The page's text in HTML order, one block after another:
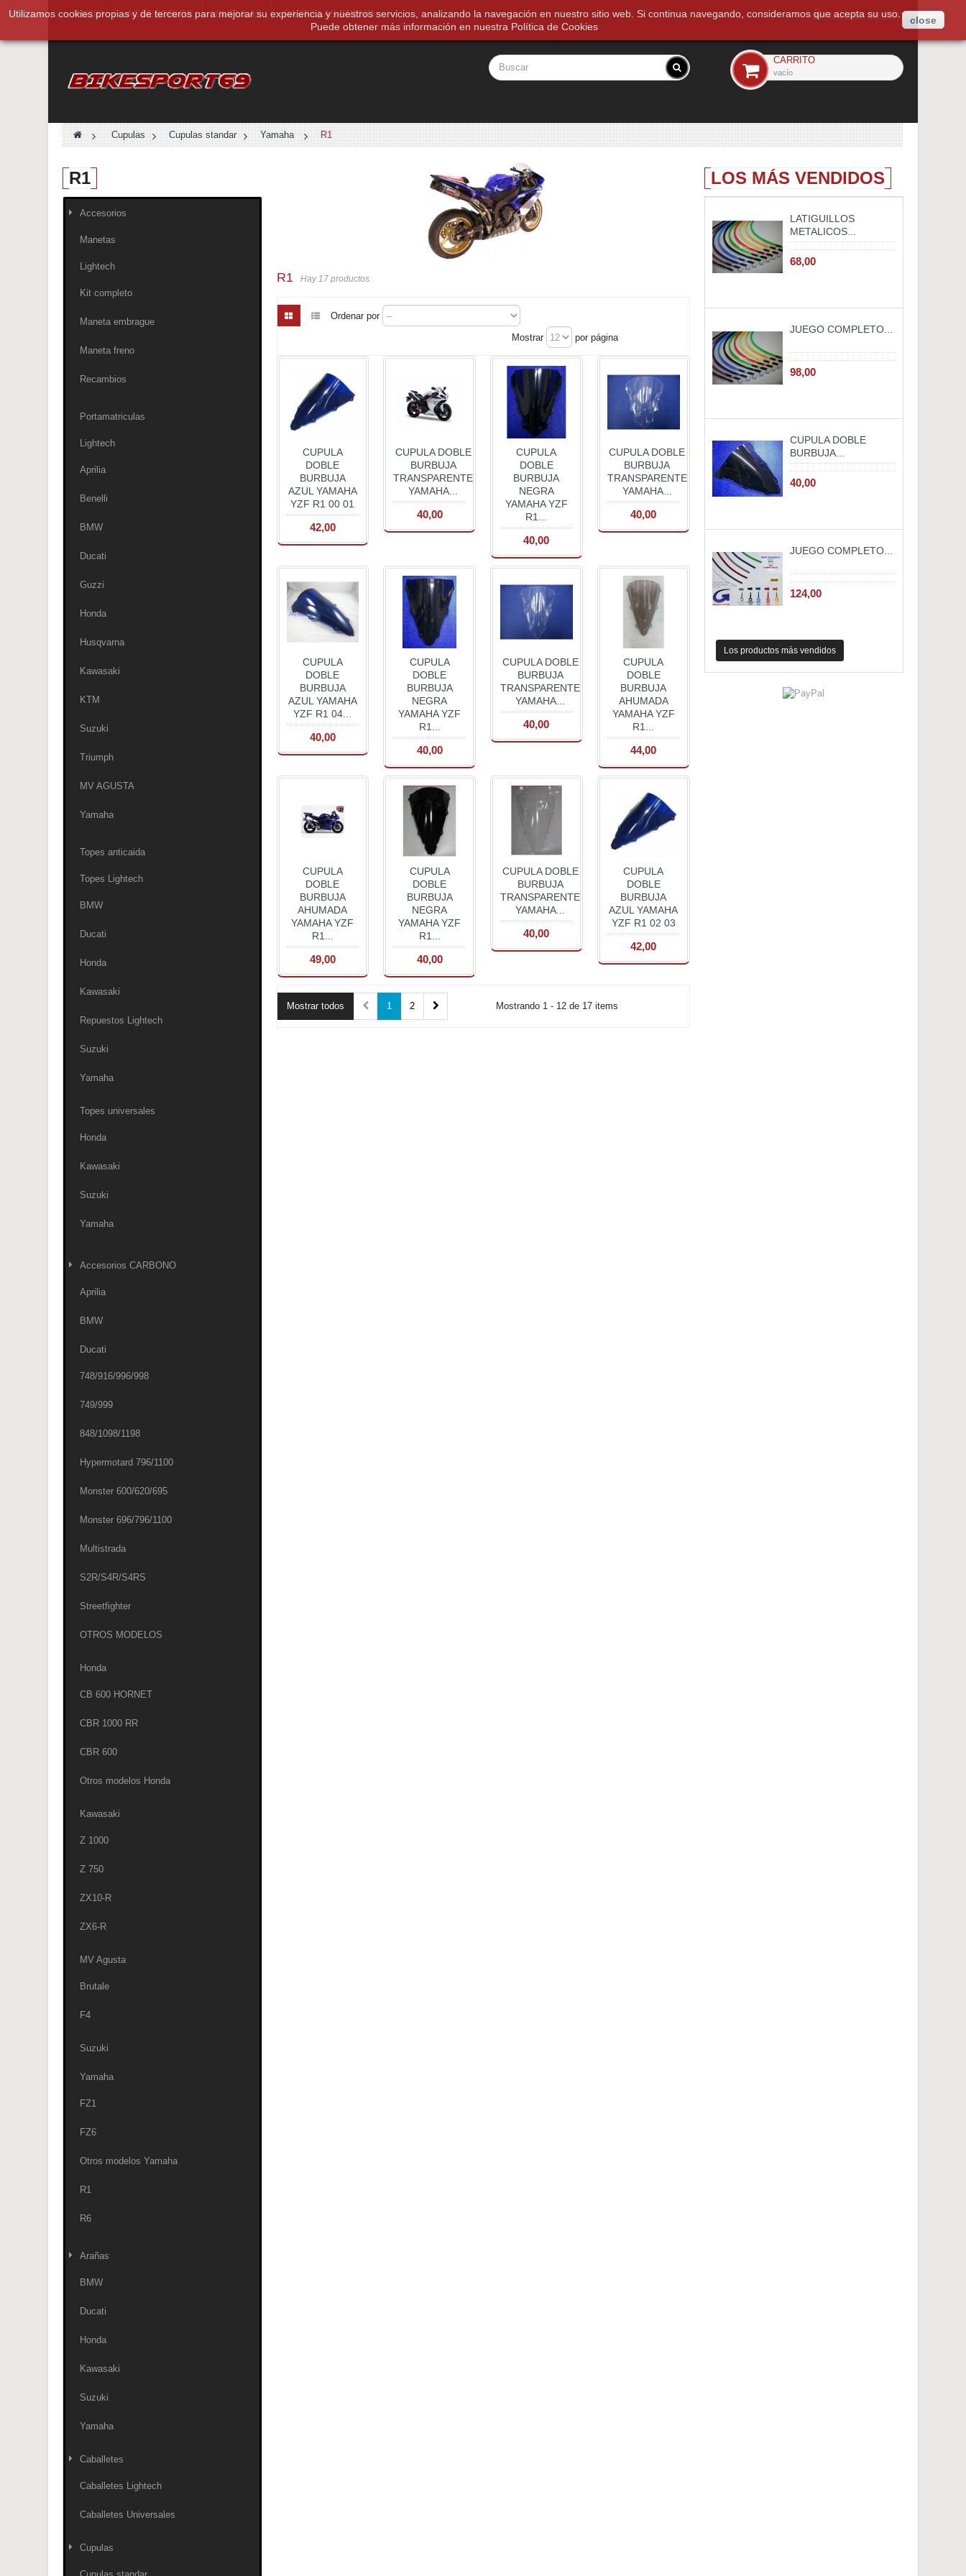
Utilizamos cookies propias y de terceros para mejorar su experiencia y nuestros servicios, analizando la navegación en nuestro sitio web. Si continua navegando, consideramos que acepta su uso.
Puede obtener más información en nuestra Política de Cookies
close
INICIO ACCESORIOS CUPULAS PASTILLAS FRENO Iniciar sesión
CARRITO
vacío
> Cupulas > Cupulas standar > Yamaha > R1
R1
Accesorios
Manetas
Lightech
Kit completo
Maneta embrague
Maneta freno
Recambios
Portamatriculas
Lightech
Aprilia
Benelli
BMW
Ducati
Guzzi
Honda
Husqvarna
Kawasaki
KTM
Suzuki
Triumph
MV AGUSTA
Yamaha
Topes anticaida
Topes Lightech
BMW
Ducati
Honda
Kawasaki
Repuestos Lightech
Suzuki
Yamaha
Topes universales
Honda
Kawasaki
Suzuki
Yamaha
Accesorios CARBONO
Aprilia
BMW
Ducati
748/916/996/998
749/999
848/1098/1198
Hypermotard 796/1100
Monster 600/620/695
Monster 696/796/1100
Multistrada
S2R/S4R/S4RS
Streetfighter
OTROS MODELOS
Honda
CB 600 HORNET
CBR 1000 RR
CBR 600
Otros modelos Honda
Kawasaki
Z 1000
Z 750
ZX10-R
ZX6-R
MV Agusta
Brutale
F4
Suzuki
Yamaha
FZ1
FZ6
Otros modelos Yamaha
R1
R6
Arañas
BMW
Ducati
Honda
Kawasaki
Suzuki
Yamaha
Caballetes
Caballetes Lightech
Caballetes Universales
Cupulas
R1 Hay 17 productos.
Ordenar por
Mostrar
por página
CUPULA
DOBLE
BURBUJA
AZUL YAMAHA
YZF R1 00 01
42,00
CUPULA DOBLE
BURBUJA
TRANSPARENTE
YAMAHA...
40,00
CUPULA
DOBLE
BURBUJA
NEGRA
YAMAHA YZF
R1...
40,00
CUPULA DOBLE
BURBUJA
TRANSPARENTE
YAMAHA...
40,00
CUPULA
DOBLE
BURBUJA
AZUL YAMAHA
YZF R1 04...
40,00
CUPULA
DOBLE
BURBUJA
NEGRA
YAMAHA YZF
R1...
40,00
CUPULA DOBLE
BURBUJA
TRANSPARENTE
YAMAHA...
40,00
CUPULA
DOBLE
BURBUJA
AHUMADA
YAMAHA YZF
R1...
44,00
CUPULA
DOBLE
BURBUJA
AHUMADA
YAMAHA YZF
R1...
49,00
CUPULA
DOBLE
BURBUJA
NEGRA
YAMAHA YZF
R1...
40,00
CUPULA DOBLE
BURBUJA
TRANSPARENTE
YAMAHA...
40,00
CUPULA
DOBLE
BURBUJA
AZUL YAMAHA
YZF R1 02 03
42,00
Mostrar todos 1 2 Mostrando 1 - 12 de 17 items
LOS MÁS VENDIDOS
LATIGUILLOS
METALICOS...
68,00
JUEGO COMPLETO...
98,00
CUPULA DOBLE
BURBUJA...
40,00
JUEGO COMPLETO...
124,00
Los productos más vendidos